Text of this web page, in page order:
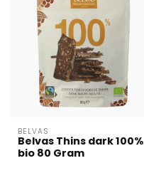
BELVAS
Belvas Thins dark 100%
bio 80 Gram